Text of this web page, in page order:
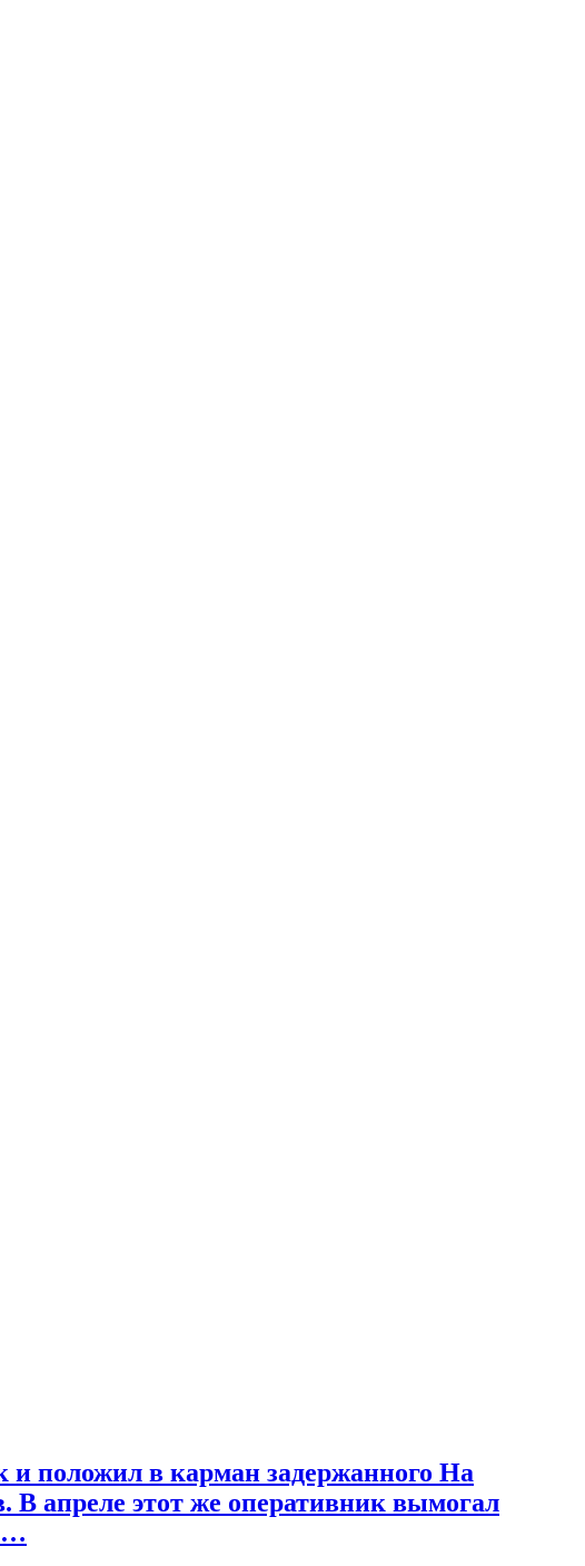
и положил в карман задержанного На
В апреле этот же оперативник вымогал